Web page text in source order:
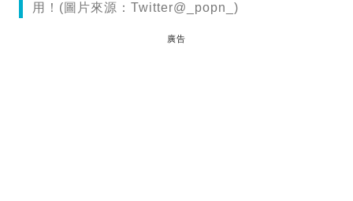
用！(圖片來源：Twitter@_popn_)
廣告